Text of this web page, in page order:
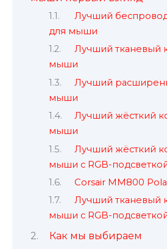
Лучший
для мыши
Лучший тканевый
мыши
Лучший
мыши
Лучший жёсткий
мыши
Лучший жёсткий
мыши с RGB-
Corsair MM800
Лучший тканевый
мыши с RGB-
Как мы выбираем